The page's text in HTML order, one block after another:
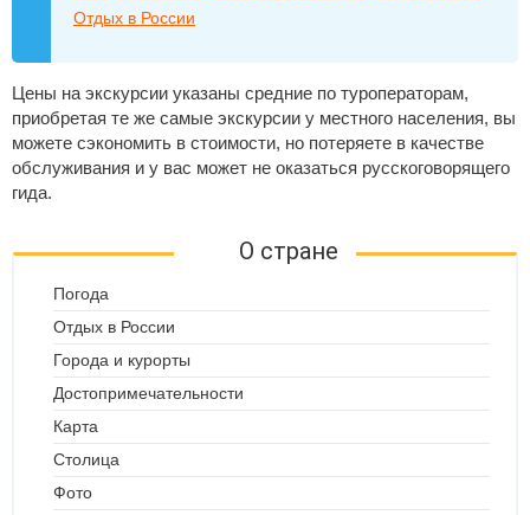
Отдых в России
Цены на экскурсии указаны средние по туроператорам,
приобретая те же самые экскурсии у местного населения, вы
можете сэкономить в стоимости, но потеряете в качестве
обслуживания и у вас может не оказаться русскоговорящего
гида.
О стране
Погода
Отдых в России
Города и курорты
Достопримечательности
Карта
Столица
Фото